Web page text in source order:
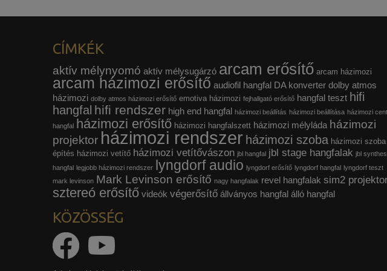
CÍMKÉK
aktív mélynyomó aktív mélysugárzó arcam erősítő arcam házimozi
arcam házimozi erősítő audiofil hangfal DA konverter dolby atmos
házimozi dolby atmos házimozi erősítő emotiva házimozi fejhallgató erősítő hangfal teszt hifi
hangfal hifi rendszer high end hangfal házimozi beállítás házimozi beállítása házimozi
hangfal
házimozi erősítő házimozi hangfalszett házimozi mélyláda házimozi
projektor házimozi rendszer házimozi szoba házimozi szoba
építés házimozi vetítő házimozi vetítővászon jbl hangfal jbl stage hangfalak jbl
hangfal
legjobb házimozi rendszer lyngdorf audio lyngdorf erősítő lyngdorf hangfal
lyngdorf teszt
mark levinson Mark Levinson erősítő nagy hangfalak revel hangfalak sim2
sztereó erősítő videók végerősítő állványos hangfal álló hangfal
KÖZÖSSÉG